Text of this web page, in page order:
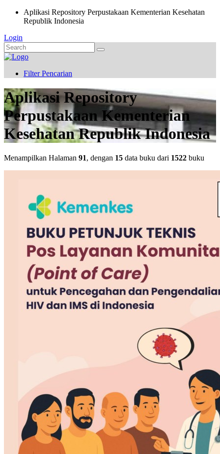
Aplikasi Repository Perpustakaan Kementerian Kesehatan
Republik Indonesia
Login
Filter Pencarian
Aplikasi Repository
Perpustakaan Kementerian
Kesehatan Republik Indonesia
Menampilkan Halaman 91, dengan 15 data buku dari 1522 buku